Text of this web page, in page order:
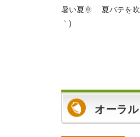
暑い夏🌞 夏バテを吹
｀)
オーラ